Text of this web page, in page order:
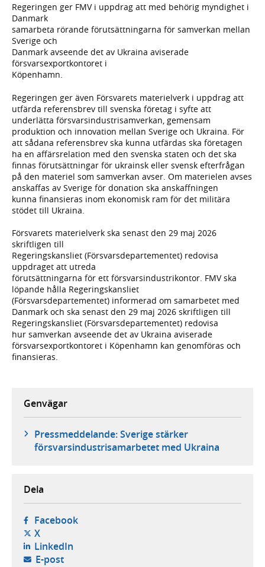
Regeringen ger FMV i uppdrag att med behörig myndighet i
Danmark
samarbeta rörande förutsättningarna för samverkan mellan
Sverige och
Danmark avseende det av Ukraina aviserade
försvarsexportkontoret i
Köpenhamn.
Regeringen ger även Försvarets materielverk i uppdrag att
utfärda referensbrev till svenska företag i syfte att
underlätta försvarsindustrisamverkan, gemensam
produktion och innovation mellan Sverige och Ukraina. För
att sådana referensbrev ska kunna utfärdas ska företagen
ha en affärsrelation med den svenska staten och det ska
finnas förutsättningar för ukrainsk eller svensk efterfrågan
på den materiel som samverkan avser. Om materielen avses
anskaffas av Sverige för donation ska anskaffningen
kunna finansieras inom ekonomisk ram för det militära
stödet till Ukraina.
Försvarets materielverk ska senast den 29 maj 2026
skriftligen till
Regeringskansliet (Försvarsdepartementet) redovisa
uppdraget att utreda
förutsättningarna för ett försvarsindustrikontor. FMV ska
löpande hålla Regeringskansliet
(Försvarsdepartementet) informerad om samarbetet med
Danmark och ska senast den 29 maj 2026 skriftligen till
Regeringskansliet (Försvarsdepartementet) redovisa
hur samverkan avseende det av Ukraina aviserade
försvarsexportkontoret i Köpenhamn kan genomföras och
finansieras.
Genvägar
Pressmeddelande: Sverige stärker
försvarsindustrisamarbetet med Ukraina
Dela
Facebook- öppnas i ny flik, extern webbplats,
X- öppnas i ny flik, extern webbplats,
LinkedIn- öppnas i ny flik, extern webbplats,
E-post- öppnar din e-postklient,